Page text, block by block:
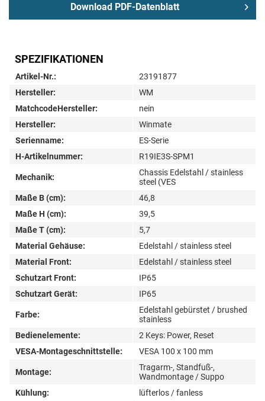
Download PDF-Datenblatt
SPEZIFIKATIONEN
Artikel-Nr.:
23191877
Hersteller:
WM
MatchcodeHersteller:
nein
Hersteller:
Winmate
Serienname:
ES-Serie
H-Artikelnummer:
R19IE3S-SPM1
Mechanik:
Chassis Edelstahl / stainless
steel (VES
Maße B (cm):
46,8
Maße H (cm):
39,5
Maße T (cm):
5,7
Material Gehäuse:
Edelstahl / stainless steel
Material Front:
Edelstahl / stainless steel
Schutzart Front:
IP65
Schutzart Gerät:
IP65
Farbe:
Edelstahl gebürstet / brushed
stainless
Bedienelemente:
2 Keys: Power, Reset
VESA-Montageschnittstelle:
VESA 100 x 100 mm
Montage:
Tragarm-, Standfuß-,
Wandmontage / Suppo
Kühlung:
lüfterlos / fanless